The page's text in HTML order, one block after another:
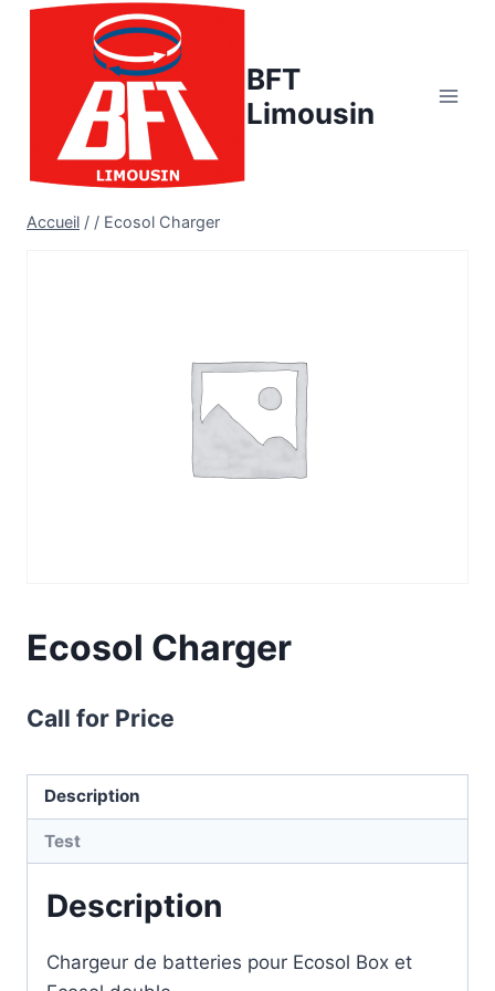
Aller
BFT
Limousin
Accueil / / Ecosol Charger
Ecosol Charger
Call for Price
Description
Test
Description
Chargeur de batteries pour Ecosol Box et